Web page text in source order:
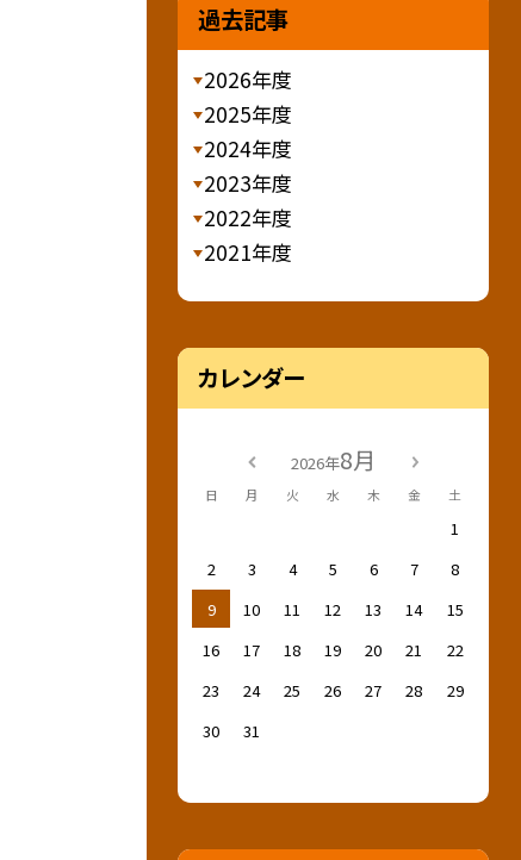
過去記事
2026年度
2025年度
2024年度
2023年度
2022年度
2021年度
カレンダー
2026年8月
日 月 火 水 木 金 土
1
2
3 4 5 6 7
8
9
10 11 12 13 14
15
16
17 18 19 20 21
22
23
24 25 26 27 28
29
30
31